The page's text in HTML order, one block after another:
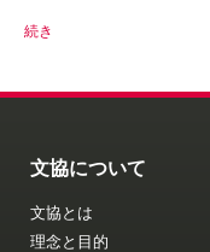
続き
文協について
文協とは
理念と目的